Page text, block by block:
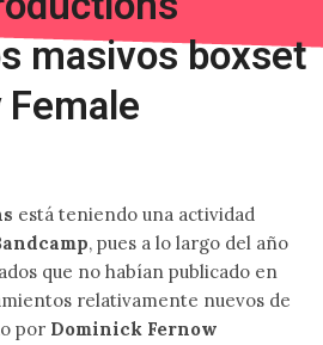
masivos boxset
Female
está teniendo una actividad
, pues a lo largo del año
que no habían publicado en
relativamente nuevos de
por Dominick Fernow